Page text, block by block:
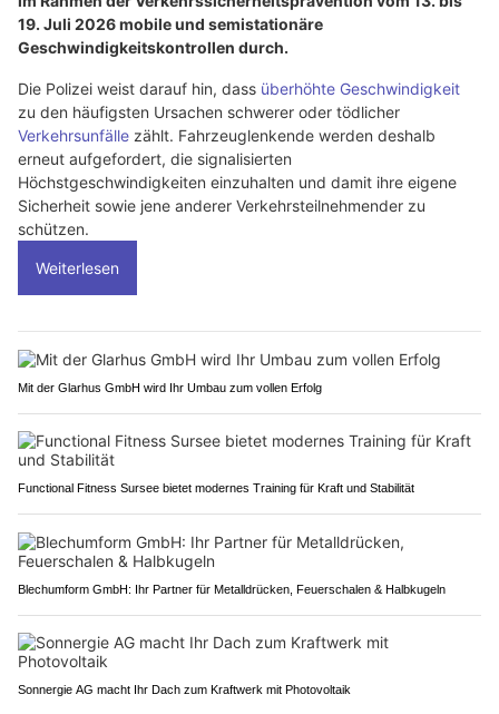
19. Juli 2026 mobile und semistationäre
Geschwindigkeitskontrollen durch.
Die Polizei weist darauf hin, dass überhöhte Geschwindigkeit
zu den häufigsten Ursachen schwerer oder tödlicher
Verkehrsunfälle zählt. Fahrzeuglenkende werden deshalb
erneut aufgefordert, die signalisierten
Höchstgeschwindigkeiten einzuhalten und damit ihre eigene
Sicherheit sowie jene anderer Verkehrsteilnehmender zu
schützen.
Weiterlesen
Mit der Glarhus GmbH wird Ihr Umbau zum vollen Erfolg
Functional Fitness Sursee bietet modernes Training für Kraft und Stabilität
Blechumform GmbH: Ihr Partner für Metalldrücken, Feuerschalen & Halbkugeln
Sonnergie AG macht Ihr Dach zum Kraftwerk mit Photovoltaik